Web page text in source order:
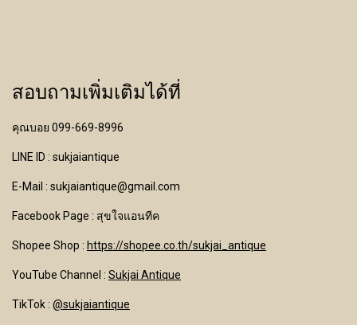
สอบถามเพิ่มเติมได้ที่
คุณบอย 099-669-8996
LINE ID : sukjaiantique
E-Mail : sukjaiantique@gmail.com
Facebook Page : สุขใจแอนทีค
Shopee Shop : https://shopee.co.th/sukjai_antique
YouTube Channel : Sukjai Antique
TikTok : @sukjaiantique